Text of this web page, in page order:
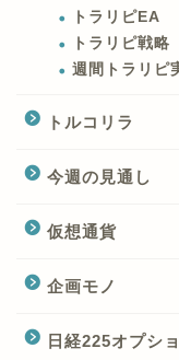
トラリピEA
トラリピ戦略
週間トラリピ
トルコリラ
今週の見通し
仮想通貨
企画モノ
日経225オプシ